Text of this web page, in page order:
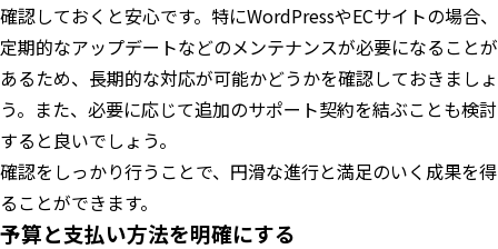
確認しておくと安心です。特にWordPressやECサイトの場合、
定期的なアップデートなどのメンテナンスが必要になることが
あるため、長期的な対応が可能かどうかを確認しておきましょ
う。また、必要に応じて追加のサポート契約を結ぶことも検討
すると良いでしょう。
確認をしっかり行うことで、円滑な進行と満足のいく成果を得
ることができます。
予算と支払い方法を明確にする